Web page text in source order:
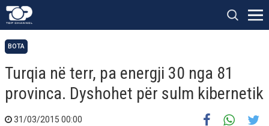
BOTA
Turqia në terr, pa energji 30 nga 81
provinca. Dyshohet për sulm kibernetik
31/03/2015 00:00